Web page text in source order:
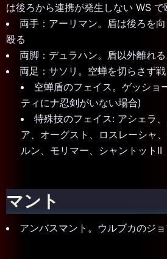
は後ろから連携が発生しない WS で
両手：アーリマン。盾は後ろを
殴る
両脚：デュラハン。盾以外離れ
両足：サソリ。空蝉を切らさず
空蝉盾のフェイス。ゲッショ
ティにナ忍剣がいない場合)
特殊技のフェイス: アシェラ
ア、オーグスト、ロスレーシャ
ルン、モリマー、シャントットII
マント
アンバスマント。ウルブカのジョ